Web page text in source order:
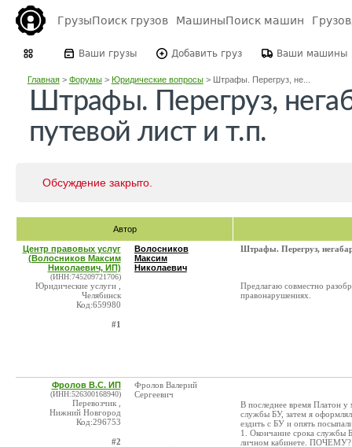
ГрузыПоиск грузов МашиныПоиск машин
Ваши грузы Добавить груз Ваши машины
Главная> Форумы> Юридические вопросы> Штрафы. Перегруз, не...
Штрафы. Перегруз,
путевой лист и т.п.
Обсуждение закрыто.
Автор
Центр правовых услуг
(Волосников Максим
Николаевич, ИП)
(ИНН:745209721706)
Юридические услуги ,
Челябинск
Код:659980
#1
Волосников
Максим
Николаевич
Штрафы. Перегруз,
Предлагаю совместно
правонарушениях.
Фролов В.С. ИП
(ИНН:526300168940)
Перевозчик ,
Нижний Новгород
Код:296753
#2
Фролов Валерий
Сергеевич
В последнее время Платон у
службы БУ, затем я
ездить с БУ и опять
1. Окончание срока службы
личном кабинете. ПОЧЕМУ?